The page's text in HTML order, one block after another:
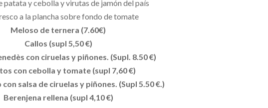
patata y cebolla y virutas de jamón del país
a la plancha sobre fondo de tomate
Meloso de ternera (7.60€)
Callos (supl 5,50 €)
con ciruelas y piñones. (Supl. 8.50 €)
con cebolla y tomate (supl 7,60 €)
salsa de ciruelas y piñones. (Supl 5.50 €.)
Berenjena rellena (supl 4,10 €)